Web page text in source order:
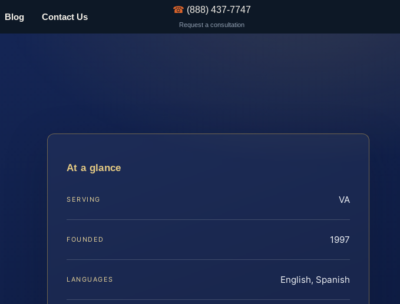
Blog Contact Us
☎ (888) 437-7747
Request a consultation
At a glance
SERVING VA
FOUNDED 1997
LANGUAGES English, Spanish